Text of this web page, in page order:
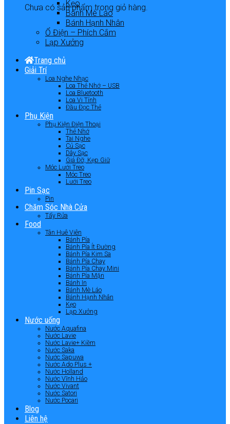
Chưa có sản phẩm trong giỏ hàng.
Kẹo
Bánh Mè Láo
Bánh Hạnh Nhân
Ổ Điện – Phích Cắm
Lạp Xưởng
Trang chủ
Giải Trí
Loa Nghe Nhạc
Loa Thẻ Nhớ – USB
Loa Bluetooth
Loa Vi Tính
Đầu Đọc Thẻ
Phụ Kiện
Phụ Kiện Điện Thoại
Thẻ Nhớ
Tai Nghe
Củ Sạc
Dây Sạc
Giá Đỡ, Kẹp Giữ
Móc Lưới Treo
Móc Treo
Lưới Treo
Pin Sạc
Pin
Chăm Sóc Nhà Cửa
Tẩy Rửa
Food
Tân Huê Viên
Bánh Pía
Bánh Pía Ít Đường
Bánh Pía Kim Sa
Bánh Pía Chay
Bánh Pía Chay Mini
Bánh Pía Mặn
Bánh In
Bánh Mè Láo
Bánh Hạnh Nhân
Kẹo
Lạp Xưởng
Nước uống
Nước Aquafina
Nước Lavie
Nước Lavie+ Kiềm
Nước Saka
Nước Sapuwa
Nước Ado Plus +
Nước Holland
Nước Vĩnh Hảo
Nước Vivant
Nước Satori
Nước Pocari
Blog
Liên hệ